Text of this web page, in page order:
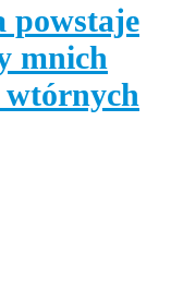
powstaje
mnich